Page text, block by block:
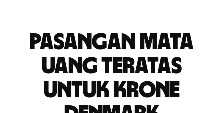
Pasangan mata
uang teratas
untuk krone